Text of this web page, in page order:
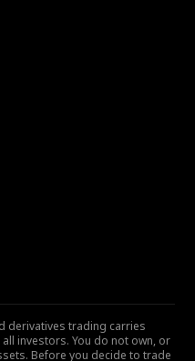
derivatives trading carries
investors. You do not own, or
Before you decide to trade